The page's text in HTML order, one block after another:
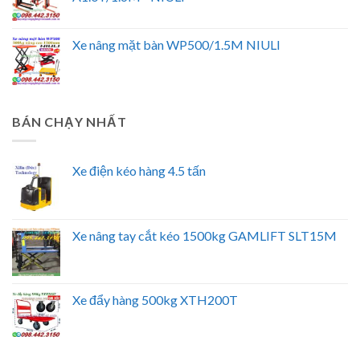
Xe nâng mặt bàn WP500/1.5M NIULI
BÁN CHẠY NHẤT
Xe điện kéo hàng 4.5 tấn
Xe nâng tay cắt kéo 1500kg GAMLIFT SLT15M
Xe đẩy hàng 500kg XTH200T